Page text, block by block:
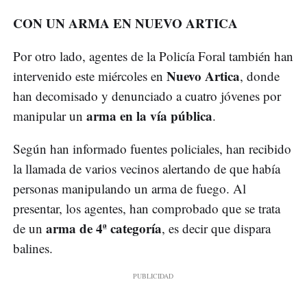
CON UN ARMA EN NUEVO ARTICA
Por otro lado, agentes de la Policía Foral también han
intervenido este miércoles en Nuevo Artica, donde
han decomisado y denunciado a cuatro jóvenes por
manipular un arma en la vía pública.
Según han informado fuentes policiales, han recibido
la llamada de varios vecinos alertando de que había
personas manipulando un arma de fuego. Al
presentar, los agentes, han comprobado que se trata
de un arma de 4ª categoría, es decir que dispara
balines.